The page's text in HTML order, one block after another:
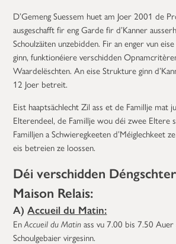
D’Gemeng Suessem huet am Joer 2001 de
ausgeschafft fir eng Garde fir d’Kanner
Schoulzäiten unzebidden. Fir an enger vun
ginn, funktionéiere verschidden
Waardelëschten. An eise Strukture ginn
12 Joer betreit.
Eist haaptsächlecht Zil ass et de Famillje mat
Elterendeel, de Famillje wou déi zwee Eltere
Familljen a Schwieregkeeten d’Méiglechkeet
eis betreien ze loossen.
Déi verschidden
Maison Relais:
A)Accueil du Matin:
EnAccueil du Matinass vu 7.00 bis 7.50
Schoulgebaier virgesinn.